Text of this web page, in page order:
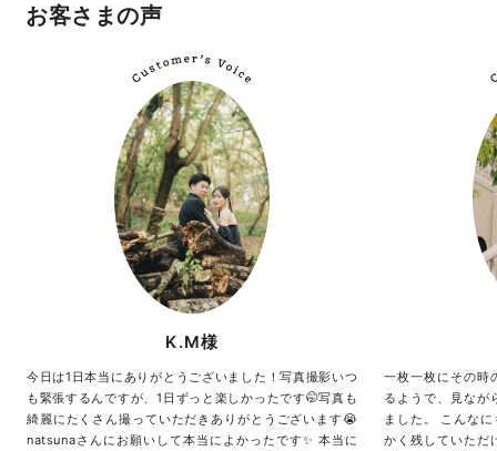
お客さまの声
K.M様
今日は1日本当にありがとうございました！写真撮影いつ
も緊張するんですが、1日ずっと楽しかったです🤭写真も
綺麗にたくさん撮っていただきありがとうございます😭
natsunaさんにお願いして本当によかったです✨ 本当に
一枚一枚にその時
るようで、見なが
ました。 こんな
かく残していただ